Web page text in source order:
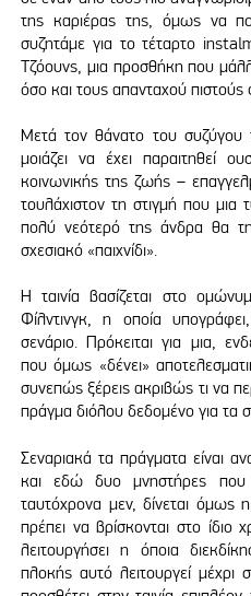
της καριέρας της, όμως να
συζητάμε για το τέταρτο
Τζόουνς, μια προσθήκη που
όσο και τους απανταχού πιστούς
Μετά τον θάνατο του συζύγου
μοιάζει να έχει παραιτηθεί
κοινωνικής της ζωής –
τουλάχιστον τη στιγμή που μια
πολύ νεότερό της άνδρα θα
σχεσιακό «παιχνίδι».
Η ταινία βασίζεται στο
Φίλντινγκ, η οποία
σενάριο. Πρόκειται για μια,
που όμως «δένει»
συνεπώς ξέρεις ακριβώς τι να
πράγμα διόλου δεδομένο για τα
Σεναριακά τα πράγματα είναι
και εδώ δυο μνηστήρες που
ταυτόχρονα μεν, δίνεται όμως
πρέπει να βρίσκονται στο ίδιο
λειτουργήσει η όποια
πλοκής αυτό λειτουργεί